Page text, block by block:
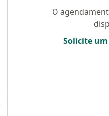
O
Solicite